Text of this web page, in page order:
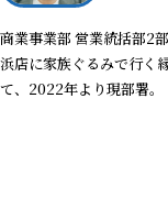
商業事業部 営業統括部2
浜店に家族ぐるみで行く
て、2022年より現部署。